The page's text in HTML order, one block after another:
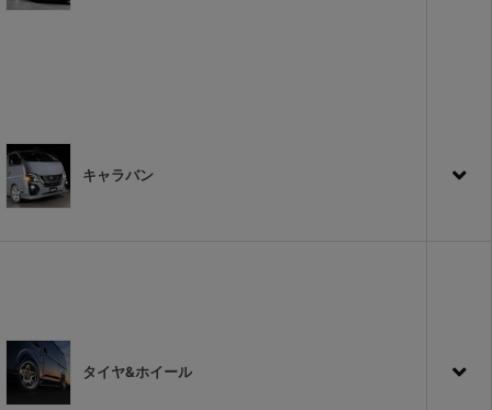
キャラバン
タイヤ&ホイール